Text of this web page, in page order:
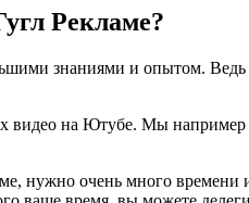
Рекламе?
знаниями и опытом.
видео на Ютубе. Мы например
нужно очень много времени